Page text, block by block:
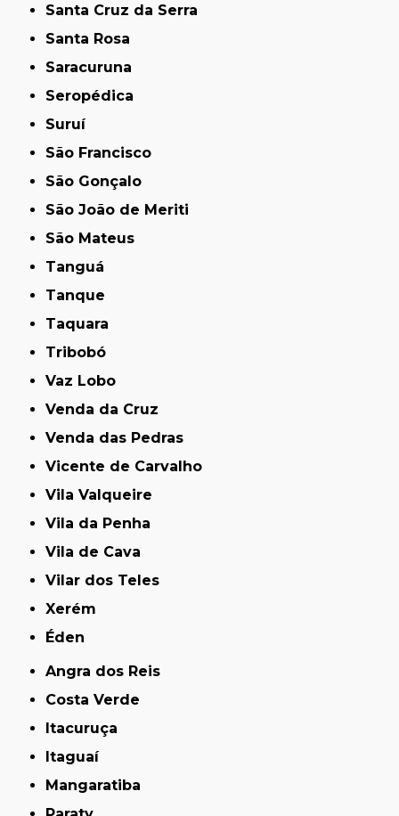
Santa Cruz da Serra
Santa Rosa
Saracuruna
Seropédica
Suruí
São Francisco
São Gonçalo
São João de Meriti
São Mateus
Tanguá
Tanque
Taquara
Tribobó
Vaz Lobo
Venda da Cruz
Venda das Pedras
Vicente de Carvalho
Vila Valqueire
Vila da Penha
Vila de Cava
Vilar dos Teles
Xerém
Éden
Angra dos Reis
Costa Verde
Itacuruça
Itaguaí
Mangaratiba